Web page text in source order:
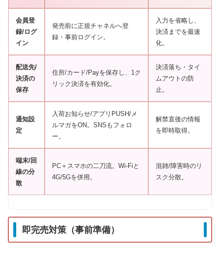
会員登
録/ログ
イン
発売前に正規チャネルへ登
録・事前ログイン。
入力を省略し、
決済までを最速
化。
配送先/
決済の
保存
住所/カード/Payを保存し、1ク
リック決済を有効化。
決済落ち・タイ
ムアウトの防
止。
通知設
定
入荷お知らせ/アプリPUSH/メ
ルマガをON。SNSもフォロ
ー。
解禁直後の情報
を即時取得。
端末/回
線の分
散
PC＋スマホの二刀流。Wi‑Fiと
4G/5Gを併用。
混雑/障害時のリ
スク分散。
即完売対策（事前準備）